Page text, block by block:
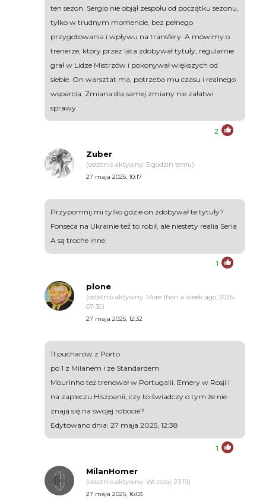
ten sezon. Sergio nie objął zespołu od początku sezonu,
tylko w trudnym momencie, bez pełnego
przygotowania i wpływu na transfery. A mówimy o
trenerze, który przez lata zdobywał tytuły, regularnie
grał w Lidze Mistrzów i pokonywał większych od
siebie. On warsztat ma, potrzeba mu czasu i realnego
wsparcia. Zmiana dla samej zmiany nie załatwi
sprawy.
2
Zuber
(ostatnio aktywny: 5 godzin temu)
27 maja 2025, 10:17
Przypomnij mi tylko gdzie on zdobywał te tytuły?
Fonseca na Ukrainie też to robił, ale niestety realia Seria
A są troche inne.
1
plone
(ostatnio aktywny: More than a week ago, 2026-
07-30)
27 maja 2025, 12:32
11 pucharów z Porto
po 1 z Milanem i ze Standardem
Mourinho też trenował w Portugalii. Emery w Rosji i
na zapleczu Hiszpanii, czy to świadczy o tym że nie
znają się na swojej robocie?
Edytowano dnia: 27 maja 2025, 12:38
1
MilanHomer
(ostatnio aktywny: Wczoraj, 23:19)
27 maja 2025, 16:03